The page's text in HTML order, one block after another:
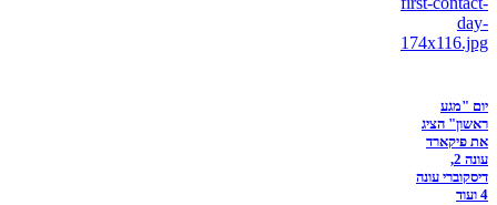
יום "מגע
ראשון" הציג
את פיקארד
עונה 2,
דיסקוברי עונה
4 ועוד